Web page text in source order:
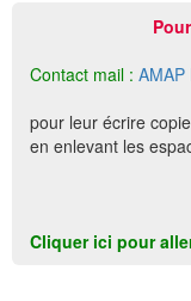
Contact mail : AMAP
pour leur écrire
en enlevant les
Cliquer ici pour